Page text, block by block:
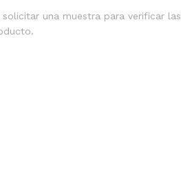
una muestra para verificar las